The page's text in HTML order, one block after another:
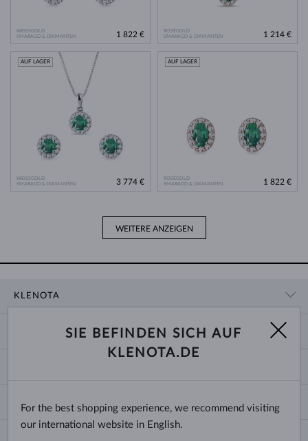
WEISSGOLD
SMARAGD & DIAMANTEN
1 822 €
ROSÉGOLD
SMARAGD & DIAMANTEN
1 214 €
WEISSGOLD
SMARAGD & DIAMANTEN
AUF LAGER
3 774 €
ROSÉGOLD
SMARAGD & DIAMANTEN
AUF LAGER
1 822 €
WEITERE ANZEIGEN
KLENOTA
BLOG
ZAHLUNG UND VERSAND
TRAURINGE AUSWÄHLEN
ECHTHEITSZERTIFIKATE
KETTENGRÖSSEN UND -ARTEN
ARMBANDGRÖSSEN
Deutschland & Österreich
SIE BEFINDEN SICH AUF
KLENOTA.DE
For the best shopping experience, we recommend visiting
our international website in English.